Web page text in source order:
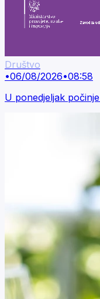
Društvo
•06/08/2026•08:58
U ponedjeljak